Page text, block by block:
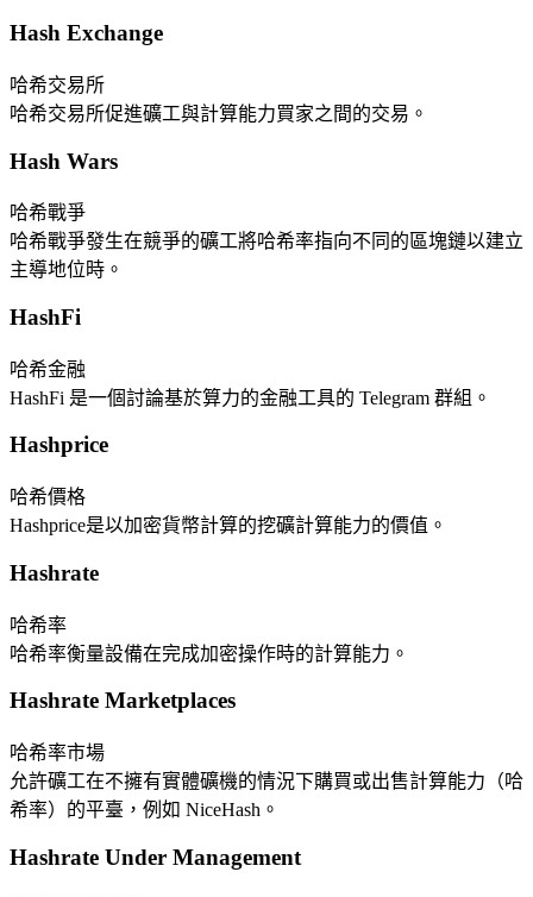
Hash Exchange
哈希交易所
哈希交易所促進礦工與計算能力買家之間的交易。
Hash Wars
哈希戰爭
哈希戰爭發生在競爭的礦工將哈希率指向不同的區塊鏈以建立
主導地位時。
HashFi
哈希金融
HashFi 是一個討論基於算力的金融工具的 Telegram 群組。
Hashprice
哈希價格
Hashprice是以加密貨幣計算的挖礦計算能力的價值。
Hashrate
哈希率
哈希率衡量設備在完成加密操作時的計算能力。
Hashrate Marketplaces
哈希率市場
允許礦工在不擁有實體礦機的情況下購買或出售計算能力（哈
希率）的平臺，例如 NiceHash。
Hashrate Under Management